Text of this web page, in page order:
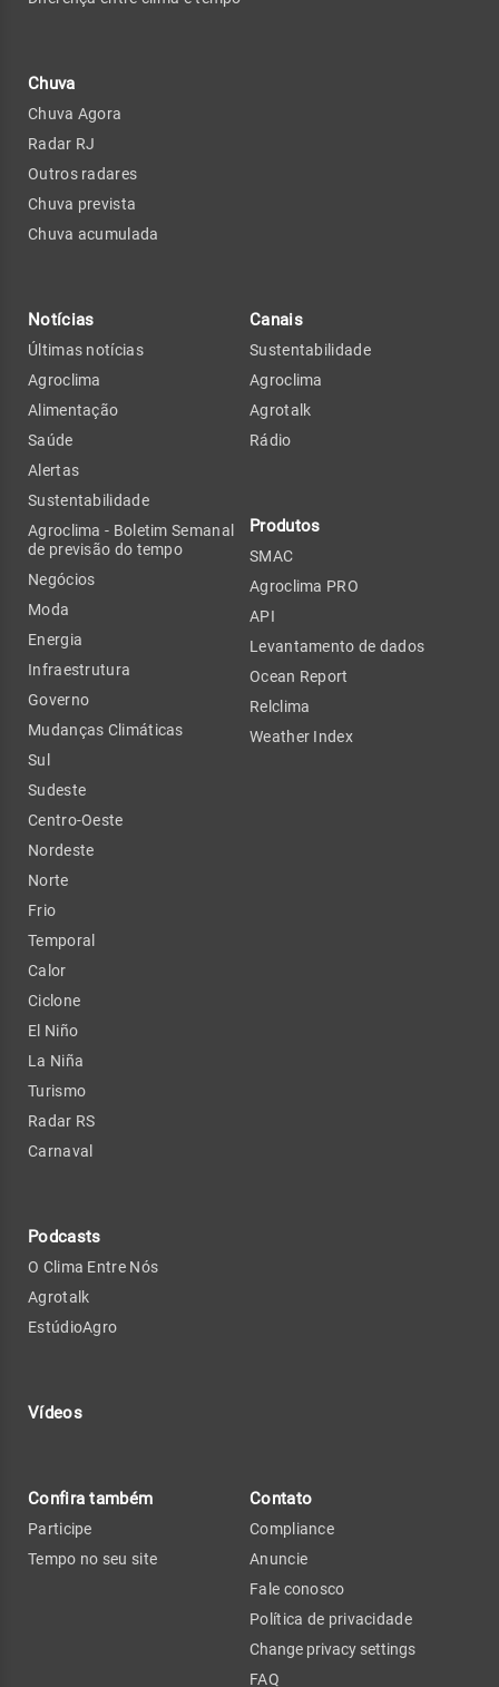
Chuva
Chuva Agora
Radar RJ
Outros radares
Chuva prevista
Chuva acumulada
Notícias
Últimas notícias
Agroclima
Alimentação
Saúde
Alertas
Sustentabilidade
Agroclima - Boletim Semanal
de previsão do tempo
Negócios
Moda
Energia
Infraestrutura
Governo
Mudanças Climáticas
Sul
Sudeste
Centro-Oeste
Nordeste
Norte
Frio
Temporal
Calor
Ciclone
El Niño
La Niña
Turismo
Radar RS
Carnaval
Podcasts
O Clima Entre Nós
Agrotalk
EstúdioAgro
Vídeos
Canais
Sustentabilidade
Agroclima
Agrotalk
Rádio
Produtos
SMAC
Agroclima PRO
API
Levantamento de dados
Ocean Report
Relclima
Weather Index
Confira também
Participe
Tempo no seu site
Contato
Compliance
Anuncie
Fale conosco
Política de privacidade
Change privacy settings
FAQ